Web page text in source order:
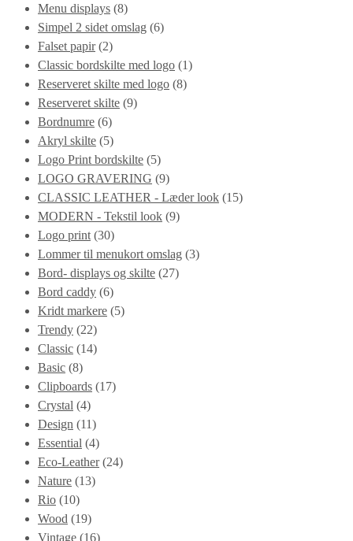
Menu displays (8)
Simpel 2 sidet omslag (6)
Falset papir (2)
Classic bordskilte med logo (1)
Reserveret skilte med logo (8)
Reserveret skilte (9)
Bordnumre (6)
Akryl skilte (5)
Logo Print bordskilte (5)
LOGO GRAVERING (9)
CLASSIC LEATHER - Læder look (15)
MODERN - Tekstil look (9)
Logo print (30)
Lommer til menukort omslag (3)
Bord- displays og skilte (27)
Bord caddy (6)
Kridt markere (5)
Trendy (22)
Classic (14)
Basic (8)
Clipboards (17)
Crystal (4)
Design (11)
Essential (4)
Eco-Leather (24)
Nature (13)
Rio (10)
Wood (19)
Vintage (16)